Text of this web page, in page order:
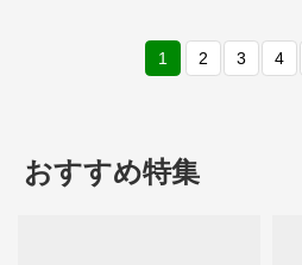
1 2 3 4
おすすめ特集